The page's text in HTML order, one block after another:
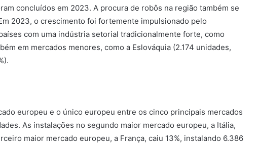
concluídos em 2023. A procura de robôs na região também se
2023, o crescimento foi fortemente impulsionado pelo
com uma indústria setorial tradicionalmente forte, como
em mercados menores, como a Eslováquia (2.174 unidades,
europeu e o único europeu entre os cinco principais mercados
As instalações no segundo maior mercado europeu, a Itália,
maior mercado europeu, a França, caiu 13%, instalando 6.386